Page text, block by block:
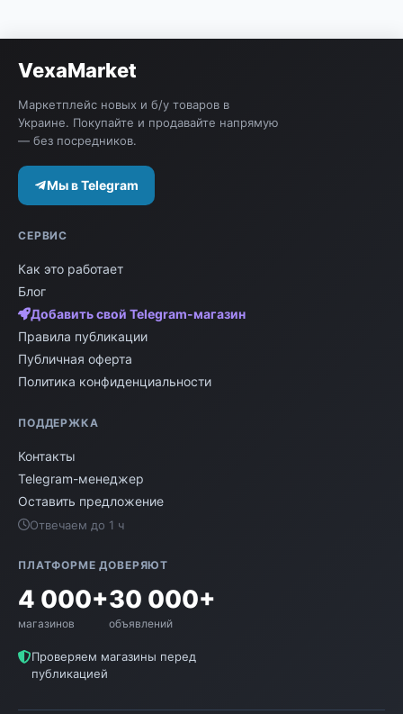
VexaMarket
Маркетплейс новых и б/у товаров в
Украине. Покупайте и продавайте напрямую
— без посредников.
Мы в Telegram
СЕРВИС
Как это работает
Блог
Добавить свой Telegram-магазин
Правила публикации
Публичная оферта
Политика конфиденциальности
ПОДДЕРЖКА
Контакты
Telegram-менеджер
Оставить предложение
Отвечаем до 1 ч
ПЛАТФОРМЕ ДОВЕРЯЮТ
4 000+
магазинов
30 000+
объявлений
Проверяем магазины перед
публикацией